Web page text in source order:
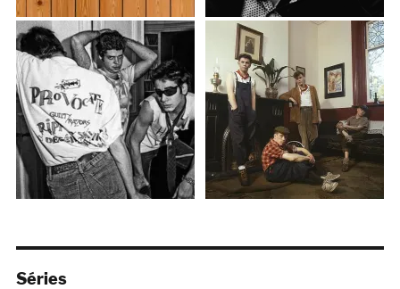
Séries